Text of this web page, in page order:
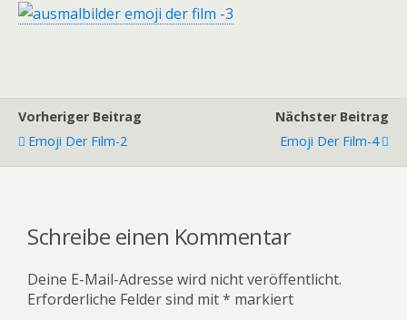
Vorheriger Beitrag
Emoji Der Film-2
Nächster Beitrag
Emoji Der Film-4
Schreibe einen Kommentar
Deine E-Mail-Adresse wird nicht veröffentlicht.
Erforderliche Felder sind mit* markiert